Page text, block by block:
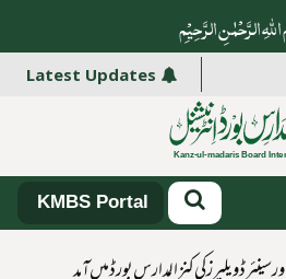
الرَّحْمٰنِ الرَّ حِیْمِ
Latest Updates
KMBS Portal
ڈویلپرز کی کنز المدارس بورڈ میں آمد